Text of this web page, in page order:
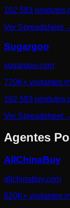
102,583 produtos
Ver Spreadsheet
Sugargoo
sugargoo.com
770K+ visitantes
102,583 produtos
Ver Spreadsheet
Agentes
AllChinaBuy
allchinabuy.com
620K+ visitantes